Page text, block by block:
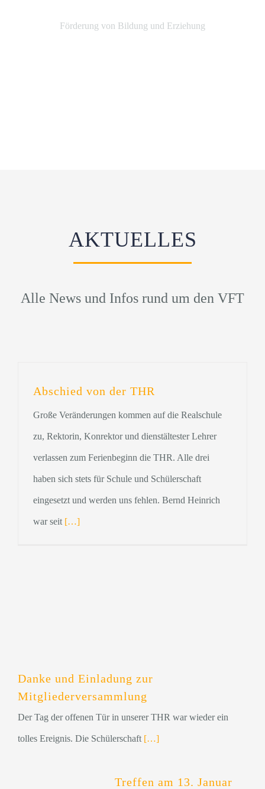
Förderung von Bildung und Erziehung
AKTUELLES
Alle News und Infos rund um den VFT
Abschied von der THR
Große Veränderungen kommen auf die Realschule
zu, Rektorin, Konrektor und dienstältester Lehrer
verlassen zum Ferienbeginn die THR. Alle drei
haben sich stets für Schule und Schülerschaft
eingesetzt und werden uns fehlen. Bernd Heinrich
war seit[…]
Danke und Einladung zur
Mitgliederversammlung
Der Tag der offenen Tür in unserer THR war wieder ein
tolles Ereignis. Die Schülerschaft[…]
Treffen am 13. Januar